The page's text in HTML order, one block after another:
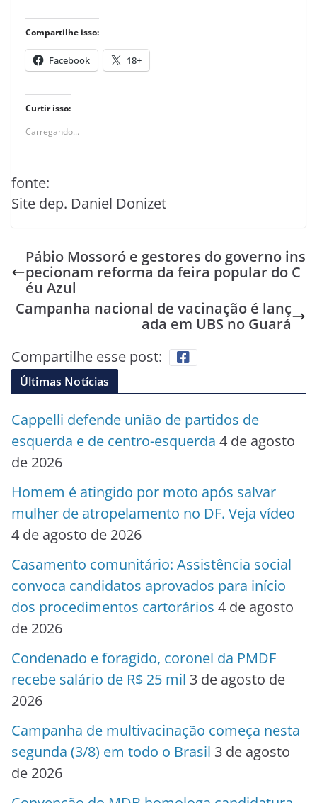
Compartilhe isso:
Facebook 18+
Curtir isso:
Carregando...
fonte:
Site dep. Daniel Donizet
Pábio Mossoró e gestores do governo ins
pecionam reforma da feira popular do C
éu Azul
Campanha nacional de vacinação é lanç
ada em UBS no Guará
Compartilhe esse post:
Últimas Notícias
Cappelli defende união de partidos de
esquerda e de centro-esquerda 4 de agosto
de 2026
Homem é atingido por moto após salvar
mulher de atropelamento no DF. Veja vídeo
4 de agosto de 2026
Casamento comunitário: Assistência social
convoca candidatos aprovados para início
dos procedimentos cartorários 4 de agosto
de 2026
Condenado e foragido, coronel da PMDF
recebe salário de R$ 25 mil 3 de agosto de
2026
Campanha de multivacinação começa nesta
segunda (3/8) em todo o Brasil 3 de agosto
de 2026